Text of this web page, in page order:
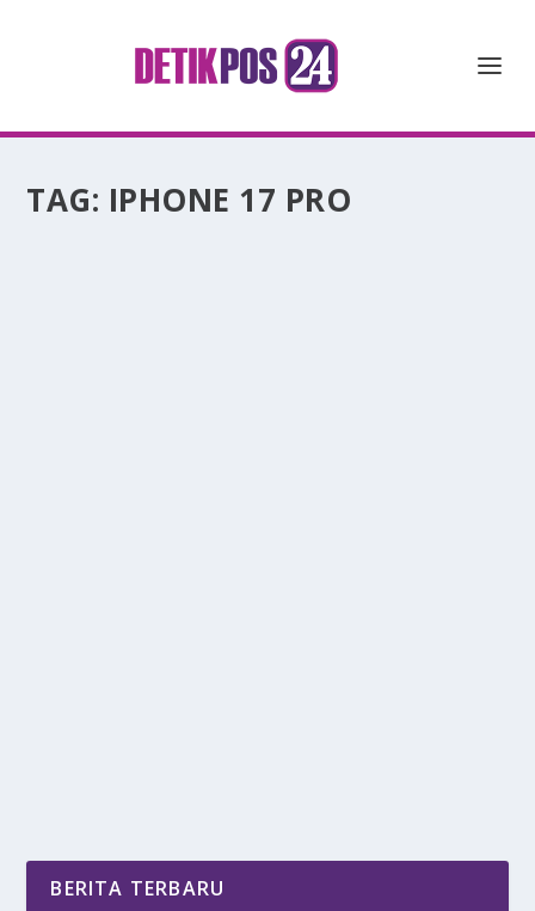
TAG: IPHONE 17 PRO
BERITA TERBARU